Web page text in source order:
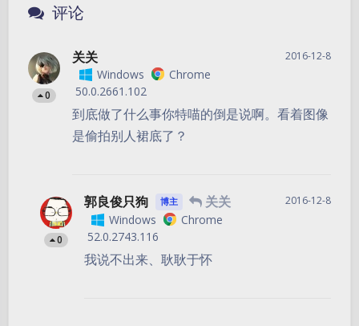
评论
0
关关
Windows
Chrome
50.0.2661.102
2016-12-8
到底做了什么事你特喵的倒是说啊。看着图像
是偷拍别人裙底了？
0
郭良俊只狗 博主 关关
Windows
Chrome
52.0.2743.116
2016-12-8
我说不出来、耿耿于怀